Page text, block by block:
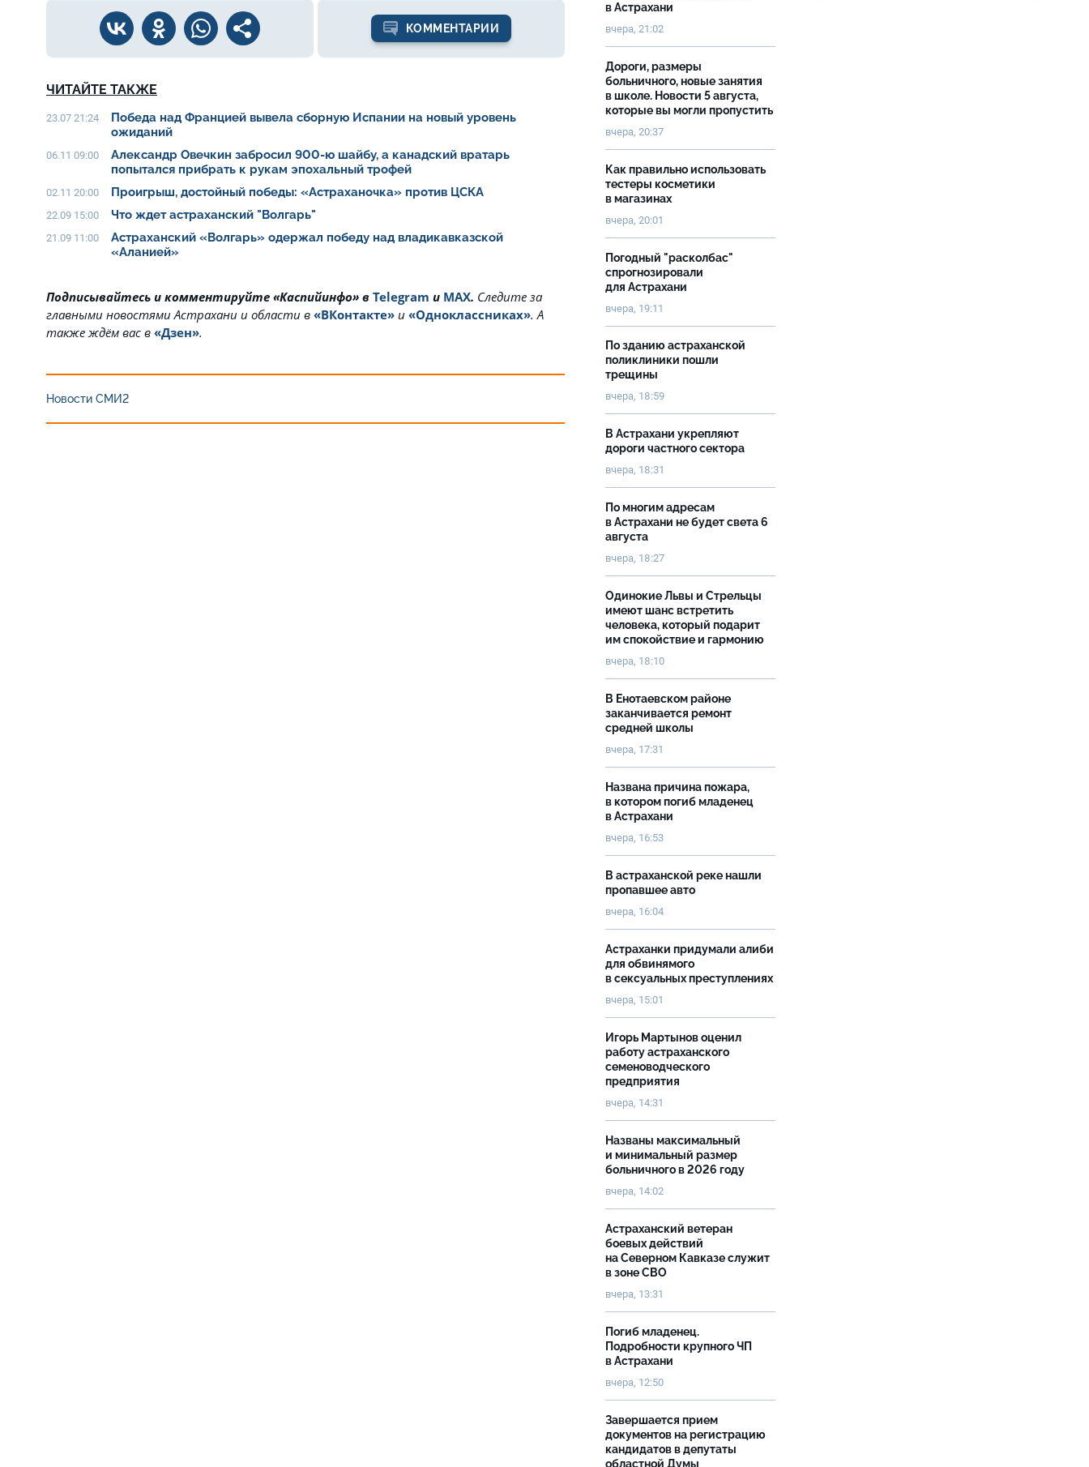
КОММЕНТАРИИ
ЧИТАЙТЕ ТАКЖЕ
23.07 21:24
Победа над Францией вывела сборную Испании на новый уровень
ожиданий
06.11 09:00
Александр Овечкин забросил 900-ю шайбу, а канадский вратарь
попытался прибрать к рукам эпохальный трофей
02.11 20:00 Проигрыш, достойный победы: «Астраханочка» против ЦСКА
22.09 15:00 Что ждет астраханский "Волгарь"
21.09 11:00
Астраханский «Волгарь» одержал победу над владикавказской
«Аланией»
Подписывайтесь и комментируйте «Каспийинфо» в Telegram и MAX. Cледите за
главными новостями Астрахани и области в «ВКонтакте» и «Одноклассниках». А
также ждём вас в «Дзен».
Новости СМИ2
в Астрахани
вчера, 21:02
Дороги, размеры
больничного, новые занятия
в школе. Новости 5 августа,
которые вы могли пропустить
вчера, 20:37
Как правильно использовать
тестеры косметики
в магазинах
вчера, 20:01
Погодный "расколбас"
спрогнозировали
для Астрахани
вчера, 19:11
По зданию астраханской
поликлиники пошли
трещины
вчера, 18:59
В Астрахани укрепляют
дороги частного сектора
вчера, 18:31
По многим адресам
в Астрахани не будет света 6
августа
вчера, 18:27
Одинокие Львы и Стрельцы
имеют шанс встретить
человека, который подарит
им спокойствие и гармонию
вчера, 18:10
В Енотаевском районе
заканчивается ремонт
средней школы
вчера, 17:31
Названа причина пожара,
в котором погиб младенец
в Астрахани
вчера, 16:53
В астраханской реке нашли
пропавшее авто
вчера, 16:04
Астраханки придумали алиби
для обвинямого
в сексуальных преступлениях
вчера, 15:01
Игорь Мартынов оценил
работу астраханского
семеноводческого
предприятия
вчера, 14:31
Названы максимальный
и минимальный размер
больничного в 2026 году
вчера, 14:02
Астраханский ветеран
боевых действий
на Северном Кавказе служит
в зоне СВО
вчера, 13:31
Погиб младенец.
Подробности крупного ЧП
в Астрахани
вчера, 12:50
Завершается прием
документов на регистрацию
кандидатов в депутаты
областной Думы